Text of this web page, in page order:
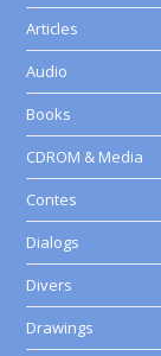
Articles
Audio
Books
CDROM & Media
Contes
Dialogs
Divers
Drawings